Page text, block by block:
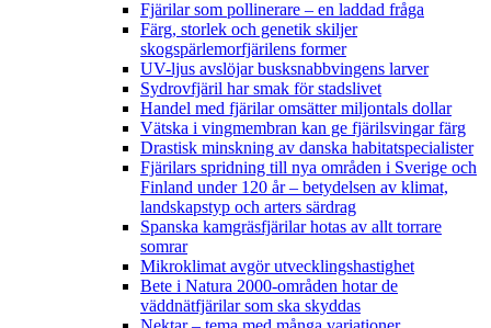
Fjärilar som pollinerare – en laddad fråga
Färg, storlek och genetik skiljer
skogspärlemorfjärilens former
UV-ljus avslöjar busksnabbvingens larver
Sydrovfjäril har smak för stadslivet
Handel med fjärilar omsätter miljontals dollar
Vätska i vingmembran kan ge fjärilsvingar färg
Drastisk minskning av danska habitatspecialister
Fjärilars spridning till nya områden i Sverige och
Finland under 120 år– betydelsen av klimat,
landskapstyp och arters särdrag
Spanska kamgräsfjärilar hotas av allt torrare
somrar
Mikroklimat avgör utvecklingshastighet
Bete i Natura 2000-områden hotar de
väddnätfjärilar som ska skyddas